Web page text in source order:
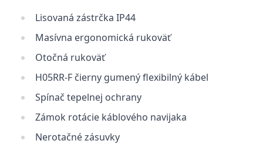
Lisovaná zástrčka IP44
Masívna ergonomická rukoväť
Otočná rukoväť
H05RR-F čierny gumený flexibilný kábel
Spínač tepelnej ochrany
Zámok rotácie káblového navijaka
Nerotačné zásuvky